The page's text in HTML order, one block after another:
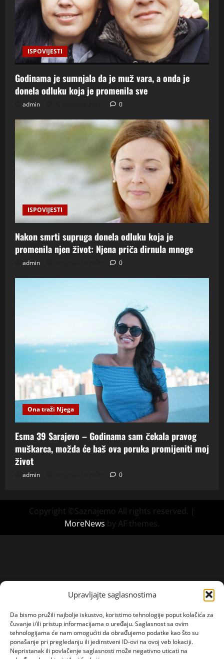
Upravljajte saglasnostima
Da bismo pružili najbolje iskustvo, koristimo tehnologije poput kolačića za
čuvanje i/ili pristup informacijama o uređaju. Saglasnost sa ovim
tehnologijama će nam omogućiti da obrađujemo podatke kao što su
ponašanje pri pregledanju ili jedinstveni ID-ovi na ovoj veb lokaciji.
Nepristanak ili povlačenje saglasnosti može negativno uticati na
ISPOVIJESTI
Godinama je sumnjala da je muž vara, a onda je
donela odluku koja je promenila sve
admin 0
ISPOVIJESTI
Nakon smrti supruga donela odluku koja je
promenila njen život: Njena priča dirnula mnoge
admin 0
Ona traži Njega
Esma 39 Sarajevo – Godinama sam čekala pravog
muškarca, možda će baš ova poruka promijeniti moj
život
admin 0
Copyright ©Saznajemo All rights reserved. |
MoreNews by AF themes.